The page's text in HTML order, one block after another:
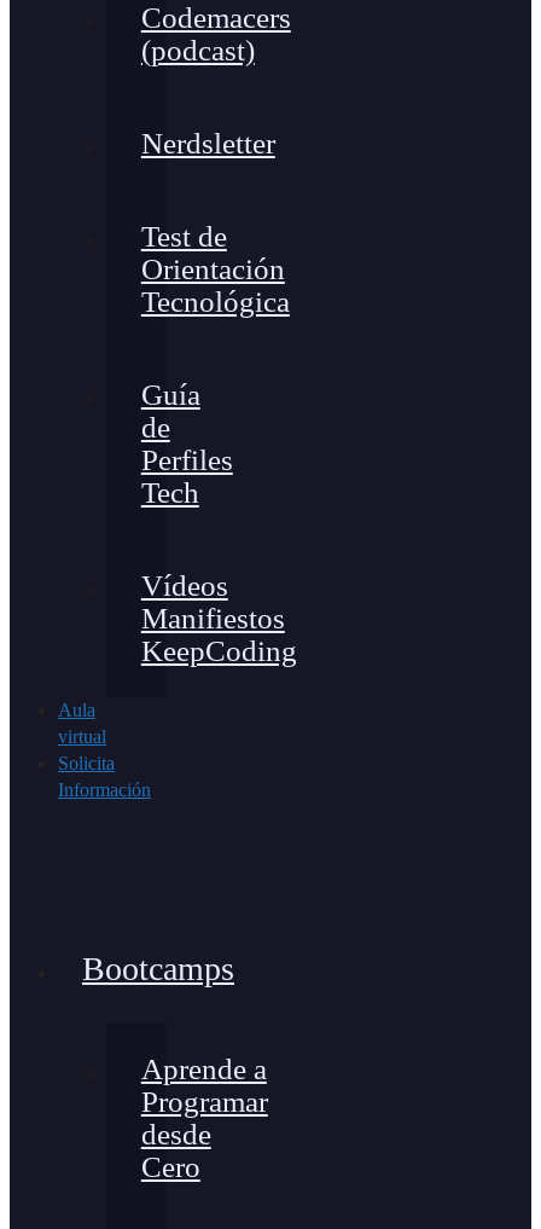
Codemacers
(podcast)
Nerdsletter
Test de
Orientación
Tecnológica
Guía
de
Perfiles
Tech
Vídeos
Manifiestos
KeepCoding
Aula
virtual
Solicita
Información
Bootcamps
Aprende a
Programar
desde
Cero